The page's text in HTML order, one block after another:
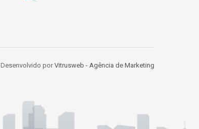
Desenvolvido por Vitrusweb - Agência de Marketing